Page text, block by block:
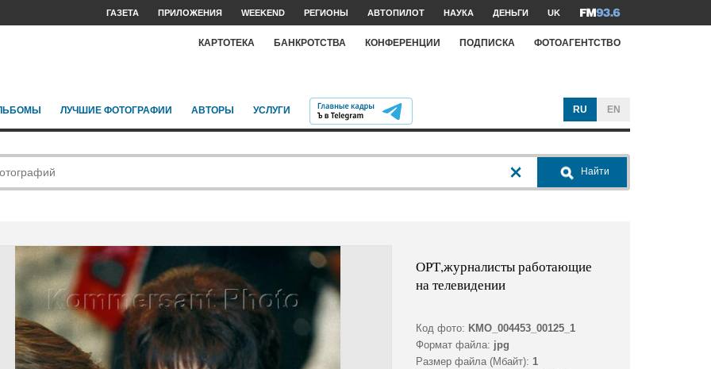
ГАЗЕТА ПРИЛОЖЕНИЯ WEEKEND РЕГИОНЫ АВТОПИЛОТ НАУКА ДЕНЬГИ UK
КАРТОТЕКА БАНКРОТСТВА КОНФЕРЕНЦИИ ПОДПИСКА ФОТОАГЕНТСТВО
ЛУЧШИЕ ФОТОГРАФИИ АВТОРЫ УСЛУГИ RU EN
Найти
ОРТ,журналисты работающие
на телевидении
Код фото: KMO_004453_00125_1
Формат файла: jpg
Размер файла (Мбайт): 1